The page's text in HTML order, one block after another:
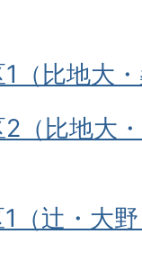
（比地大
（比地大
（辻・大